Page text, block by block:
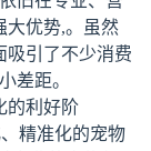
大优势,。虽然
吸引了不少消费
差距。
的利好阶
精准化的宠物